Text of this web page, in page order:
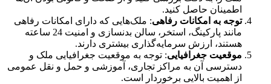
اطمینان حاصل کنید.
توجه به امکانات رفاهی: ملک‌هایی که دارای امکانات رفاهی
مانند پارکینگ، استخر، سالن بدنسازی و امنیت 24 ساعته
هستند، ارزش سرمایه‌گذاری بیشتری دارند.
موقعیت جغرافیایی: توجه به موقعیت جغرافیایی ملک و
دسترسی آن به مراکز تجاری، آموزشی و حمل و نقل عمومی
از اهمیت بالایی برخوردار است.